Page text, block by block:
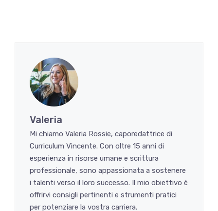
Valeria
Mi chiamo Valeria Rossie, caporedattrice di
Curriculum Vincente. Con oltre 15 anni di
esperienza in risorse umane e scrittura
professionale, sono appassionata a sostenere
i talenti verso il loro successo. Il mio obiettivo è
offrirvi consigli pertinenti e strumenti pratici
per potenziare la vostra carriera.